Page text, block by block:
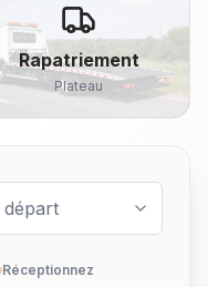
Rapatriement
Plateau
Réceptionnez